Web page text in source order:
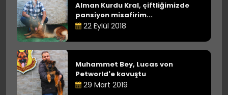
Alman Kurdu Kral, çiftliğimizde
pansiyon misafirim...
22 Eylül 2018
Muhammet Bey, Lucas von
Petworld'e kavuştu
29 Mart 2019